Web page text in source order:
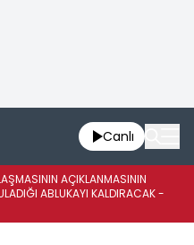
Canlı
AÇIKLANMASININ
ABLUKAYI KALDIRACAK -